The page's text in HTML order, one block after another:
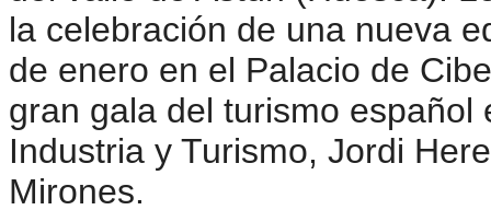
la celebración de una nueva
de enero en el Palacio de
gran gala del turismo
Industria y Turismo, Jordi
Mirones.